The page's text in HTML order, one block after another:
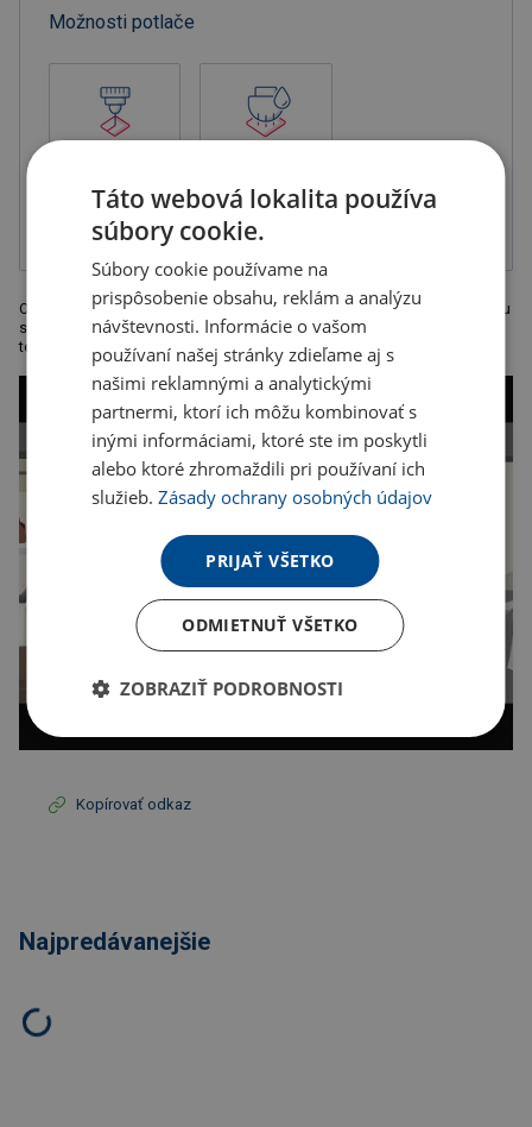
Možnosti potlače
farba, balené v
sáčku
Originálne tenké guľôčkové pero so striebornými doplnkami a korunkou
s kryštálom Swarovski . Rozmery: 14,4 x o 0,8 cm. Odporúčaná
technológia tlače: laser L1. Kartónové množstvo v ks: 500
Kopírovať odkaz
Najpredávanejšie
Táto webová lokalita používa
súbory cookie.
Súbory cookie používame na
prispôsobenie obsahu, reklám a analýzu
návštevnosti. Informácie o vašom
používaní našej stránky zdieľame aj s
našimi reklamnými a analytickými
partnermi, ktorí ich môžu kombinovať s
inými informáciami, ktoré ste im poskytli
alebo ktoré zhromaždili pri používaní ich
služieb.Zásady ochrany osobných údajov
PRIJAŤ VŠETKO
ODMIETNUŤ VŠETKO
ZOBRAZIŤ PODROBNOSTI